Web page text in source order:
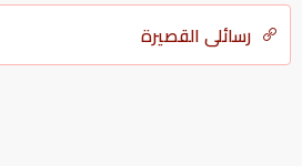
رسائلي القصيرة